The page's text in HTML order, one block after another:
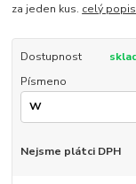
za jeden kus. celý popis
Dostupnost
Písmeno
Nejsme plátci DPH